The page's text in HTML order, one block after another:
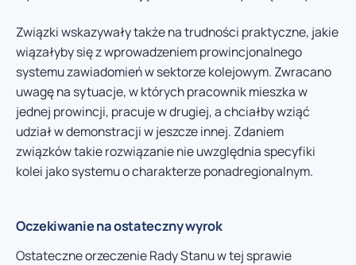
Związki wskazywały także na trudności praktyczne, jakie
wiązałyby się z wprowadzeniem prowincjonalnego
systemu zawiadomień w sektorze kolejowym. Zwracano
uwagę na sytuacje, w których pracownik mieszka w
jednej prowincji, pracuje w drugiej, a chciałby wziąć
udział w demonstracji w jeszcze innej. Zdaniem
związków takie rozwiązanie nie uwzględnia specyfiki
kolei jako systemu o charakterze ponadregionalnym.
Oczekiwanie na ostateczny wyrok
Ostateczne orzeczenie Rady Stanu w tej sprawie